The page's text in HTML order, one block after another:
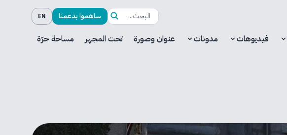
ساهموا بدعمنا EN
فيديوهات مدونات عنوان وصورة تحت المجهر مساحة حرّة